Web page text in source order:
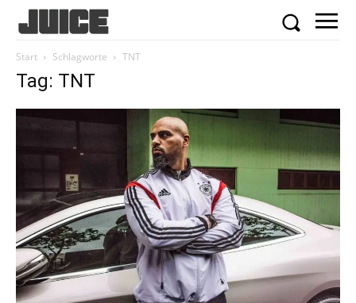
Start Schlagworte TNT
Tag: TNT